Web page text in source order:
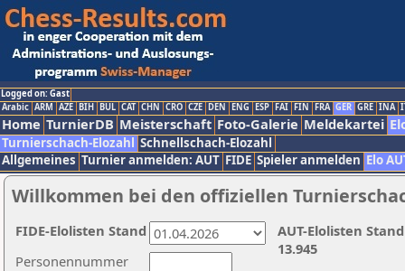
Logged on: Gast
Arabic ARM AZE BIH BUL CAT CHN CRO CZE DEN ENG ESP FAI FIN FRA GER GRE INA
Home TurnierDB Meisterschaft Foto-Galerie Meldekartei
Turnierschach-Elozahl Schnellschach-Elozahl
Allgemeines Turnier anmelden: AUT FIDE Spieler anmelden Elo
Willkommen bei den offiziellen
Personennummer
AUT-Elolisten
13.945
FIDE-Elolisten Stand